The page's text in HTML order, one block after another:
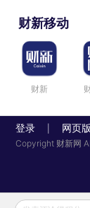
财新移动
财新
登录 网页
Copyright 财新网